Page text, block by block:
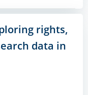
rights,
data in